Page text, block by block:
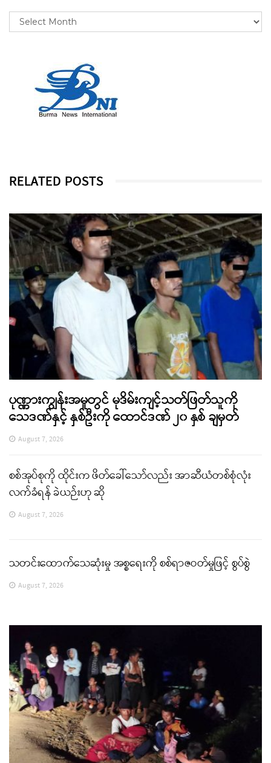
RELATED POSTS
ပုဏ္ဏားကျွန်းအမှုတွင် မုဒိမ်းကျင့်သတ်ဖြတ်သူကို
သေဒဏ်နှင့် နှစ်ဦးကို ထောင်ဒဏ် ၂၀ နှစ် ချမှတ်
August 7, 2026
စစ်အုပ်စုကို ထိုင်းက ဖိတ်ခေါ်သော်လည်း အာဆီယံတစ်စုံလုံး
လက်ခံရန် ခဲယဉ်းဟု ဆို
August 7, 2026
သတင်းထောက်သေဆုံးမှု အစ္စရေးကို စစ်ရာဇဝတ်မှုဖြင့် စွပ်စွဲ
August 7, 2026